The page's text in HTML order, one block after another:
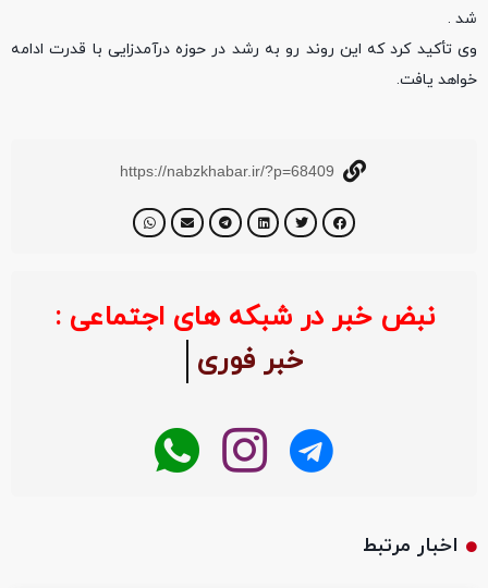
شد .
وی تأکید کرد که این روند رو به رشد در حوزه درآمدزایی با قدرت ادامه
خواهد یافت.
https://nabzkhabar.ir/?p=68409
نبض خبر در شبکه های اجتماعی :
خبر فوری
اخبار مرتبط